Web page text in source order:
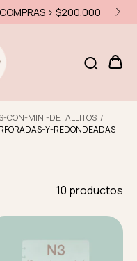
COMPRAS > $200.000
CON-MINI-DETALLITOS /
Y-REDONDEADAS
10 productos